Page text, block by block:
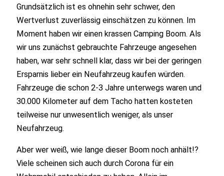
Grundsätzlich ist es ohnehin sehr schwer, den
Wertverlust zuverlässig einschätzen zu können. Im
Moment haben wir einen krassen Camping Boom. Als
wir uns zunächst gebrauchte Fahrzeuge angesehen
haben, war sehr schnell klar, dass wir bei der geringen
Ersparnis lieber ein Neufahrzeug kaufen würden.
Fahrzeuge die schon 2-3 Jahre unterwegs waren und
30.000 Kilometer auf dem Tacho hatten kosteten
teilweise nur unwesentlich weniger, als unser
Neufahrzeug.
Aber wer weiß, wie lange dieser Boom noch anhält!?
Viele scheinen sich auch durch Corona für ein